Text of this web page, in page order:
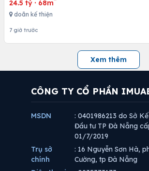
24.5 tỷ · 68m
doãn kế thiện
7 giờ trước
Xem thêm
CÔNG TY CỔ PHẦN
MSDN
: 0401986213 do Sở
Đầu tư TP Đà Nẵng
01/7/2019
Trụ sở
chính
: 16 Nguyễn Sơn Hà,
Cường, tp Đà Nẵng